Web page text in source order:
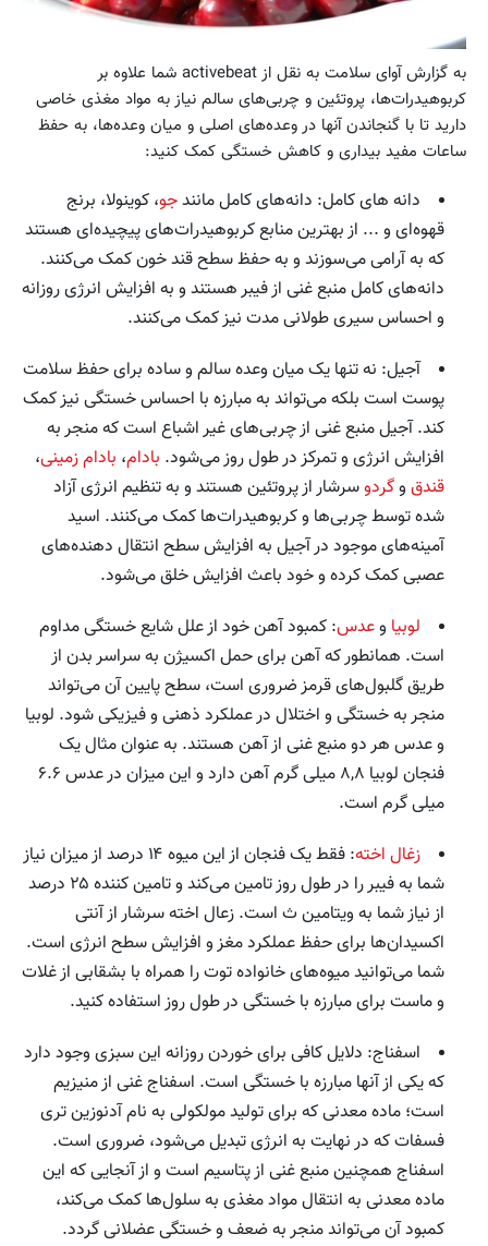
به گزارش آوای سلامت به نقل از activebeat شما علاوه بر
کربوهیدرات‌ها، پروتئین و چربی‌های سالم نیاز به مواد مغذی خاصی
دارید تا با گنجاندن آنها در وعده‌های اصلی و میان وعده‌ها، به حفظ
ساعات مفید بیداری و کاهش خستگی کمک کنید:
دانه های کامل: دانه‌های کامل مانندجو، کوینولا، برنج
قهوه‌ای و ... از بهترین منابع کربوهیدرات‌های پیچیده‌ای هستند
که به آرامی می‌سوزند و به حفظ سطح قند خون کمک می‌کنند.
دانه‌های کامل منبع غنی از فیبر هستند و به افزایش انرژی روزانه
و احساس سیری طولانی مدت نیز کمک می‌کنند.
آجیل: نه تنها یک میان وعده سالم و ساده برای حفظ سلامت
پوست است بلکه می‌تواند به مبارزه با احساس خستگی نیز کمک
کند. آجیل منبع غنی از چربی‌های غیر اشباع است که منجر به
افزایش انرژی و تمرکز در طول روز می‌شود. بادام، بادام زمینی،
قندق وگردوسرشار از پروتئین هستند و به تنظیم انرژی آزاد
شده توسط چربی‌ها و کربوهیدرات‌ها کمک می‌کنند. اسید
آمینه‌های موجود در آجیل به افزایش سطح انتقال دهنده‌های
عصبی کمک کرده و خود باعث افزایش خلق می‌شود.
لوبیا وعدس: کمبود آهن خود از علل شایع خستگی مداوم
است. همانطور که آهن برای حمل اکسیژن به سراسر بدن از
طریق گلبول‌های قرمز ضروری است، سطح پایین آن می‌تواند
منجر به خستگی و اختلال در عملکرد ذهنی و فیزیکی شود. لوبیا
و عدس هر دو منبع غنی از آهن هستند. به عنوان مثال یک
فنجان لوبیا ۸,۸ میلی گرم آهن دارد و این میزان در عدس ۶.۶
میلی گرم است.
زغال اخته
: فقط یک فنجان از این میوه ۱۴ درصد از میزان نیاز
شما به فیبر را در طول روز تامین می‌کند و تامین کننده ۲۵ درصد
از نیاز شما به ویتامین ث است. زعال اخته سرشار از آنتی
اکسیدان‌ها برای حفظ عملکرد مغز و افزایش سطح انرژی است.
شما می‌توانید میوه‌های خانواده توت را همراه با بشقابی از غلات
و ماست برای مبارزه با خستگی در طول روز استفاده کنید.
اسفناج: دلایل کافی برای خوردن روزانه این سبزی وجود دارد
که یکی از آنها مبارزه با خستگی است. اسفناج غنی از منیزیم
است؛ ماده معدنی که برای تولید مولکولی به نام آدنوزین تری
فسفات که در نهایت به انرژی تبدیل می‌شود، ضروری است.
اسفناج همچنین منبع غنی از پتاسیم است و از آنجایی که این
ماده معدنی به انتقال مواد مغذی به سلول‌ها کمک می‌کند،
کمبود آن می‌تواند منجر به ضعف و خستگی عضلانی گردد.